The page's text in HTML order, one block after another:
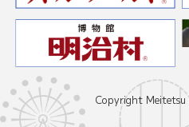
Copyright Meitetsu